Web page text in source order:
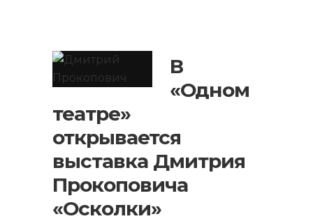
В
«Одном
театре»
открывается
выставка Дмитрия
Прокоповича
«Осколки»